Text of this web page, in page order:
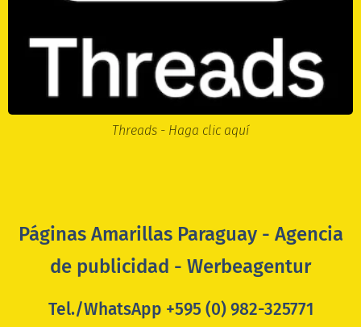
Threads - Haga clic aquí
Páginas Amarillas Paraguay - Agencia
de publicidad - Werbeagentur
Tel./WhatsApp +595 (0) 982-325771